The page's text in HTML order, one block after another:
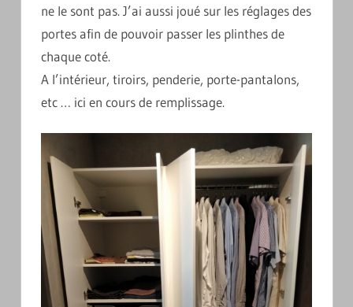
ne le sont pas. J’ai aussi joué sur les réglages des
portes afin de pouvoir passer les plinthes de
chaque coté.
A l’intérieur, tiroirs, penderie, porte-pantalons,
etc … ici en cours de remplissage.